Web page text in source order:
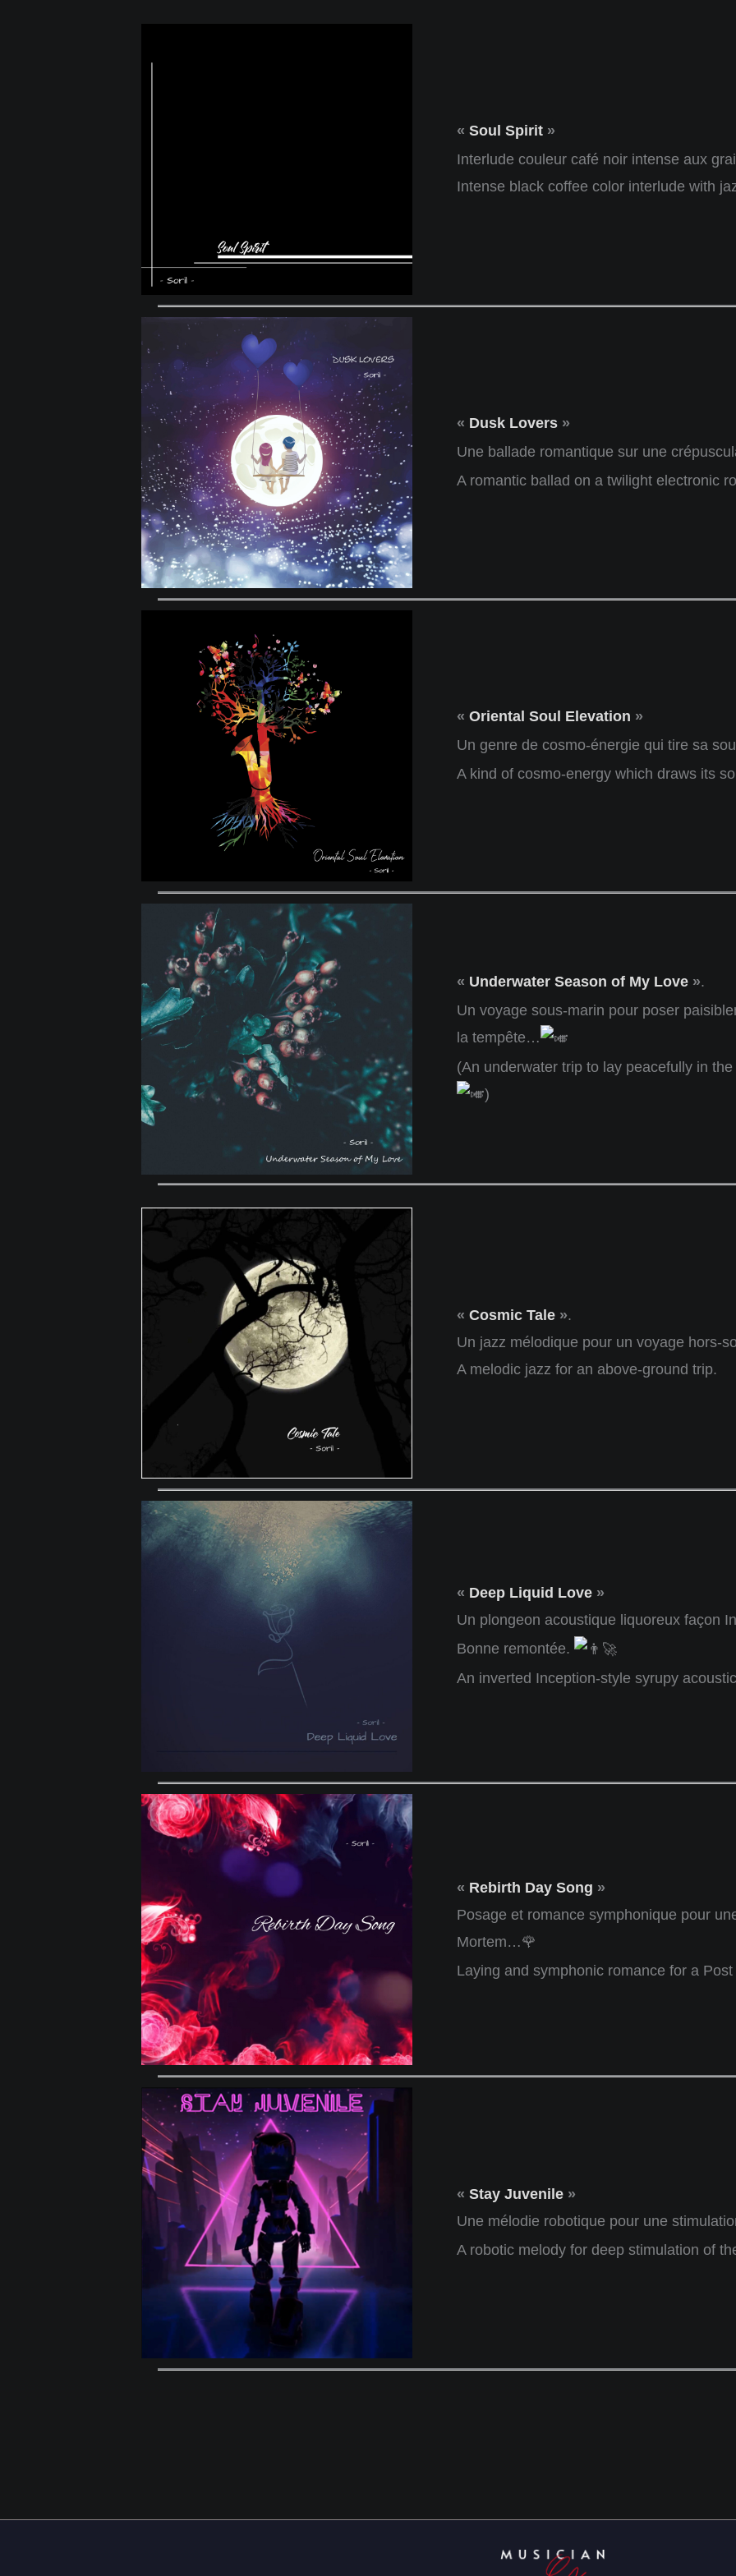
« Soul Spirit»
Interlude couleur café noir intense aux
Intense black coffee color interlude with
« Dusk Lovers»
Une ballade romantique sur une
A romantic ballad on a twilight electronic
« Oriental Soul Elevation »
Un genre de cosmo-énergie qui tire sa
A kind of cosmo-energy which draws its
« Underwater Season of My Love».
Un voyage sous-marin pour poser
la tempête…
(An underwater trip to lay peacefully in
)
« Cosmic Tale».
Un jazz mélodique pour un voyage hors-
A melodic jazz for an above-ground trip.
« Deep Liquid Love»
Un plongeon acoustique liquoreux façon
Bonne remontée.
An inverted Inception-style syrupy
« Rebirth Day Song »
Posage et romance symphonique pour
Mortem…🌹
Laying and symphonic romance for a
« Stay Juvenile»
Une mélodie robotique pour une
A robotic melody for deep stimulation of